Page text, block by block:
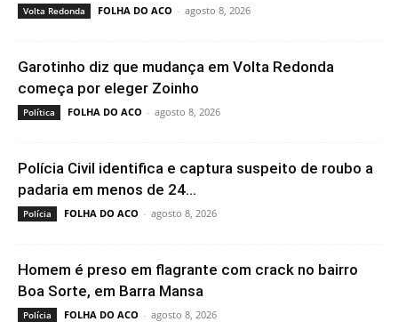
Volta Redonda FOLHA DO ACO - agosto 8, 2026
Garotinho diz que mudança em Volta Redonda
começa por eleger Zoinho
Política FOLHA DO ACO - agosto 8, 2026
Polícia Civil identifica e captura suspeito de roubo a
padaria em menos de 24...
Polícia FOLHA DO ACO - agosto 8, 2026
Homem é preso em flagrante com crack no bairro
Boa Sorte, em Barra Mansa
Polícia FOLHA DO ACO - agosto 8, 2026